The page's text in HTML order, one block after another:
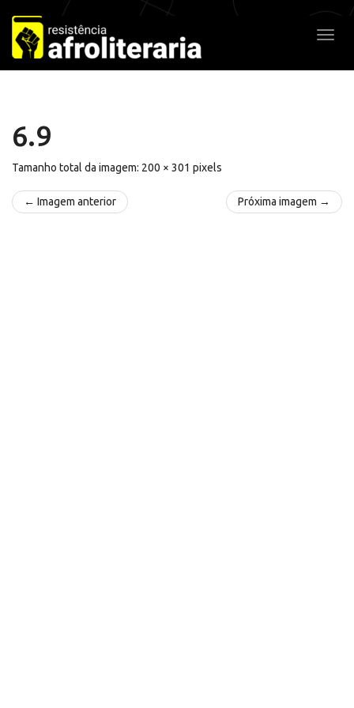
Pular
para
o
conteúdo
6.9
Tamanho total da imagem: 200 × 301 pixels
← Imagem anterior Próxima imagem →